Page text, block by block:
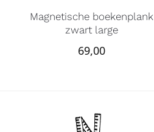
Magnetische boekenplank
zwart large
69,00